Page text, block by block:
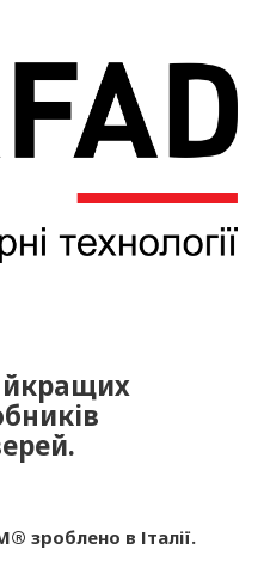
зроблено в Італії.